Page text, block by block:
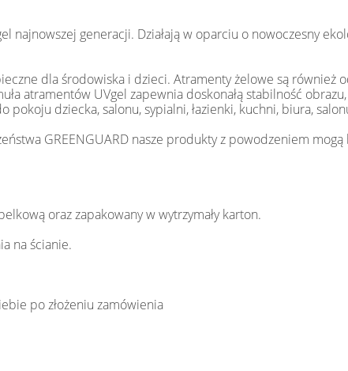
najnowszej generacji. Działają w oparciu o nowoczesny
dla środowiska i dzieci. Atramenty żelowe są również
atramentów UVgel zapewnia doskonałą stabilność
pokoju dziecka, salonu, sypialni, łazienki, kuchni, biura,
GREENGUARD nasze produkty z powodzeniem
oraz zapakowany w wytrzymały karton.
na ścianie.
po złożeniu zamówienia